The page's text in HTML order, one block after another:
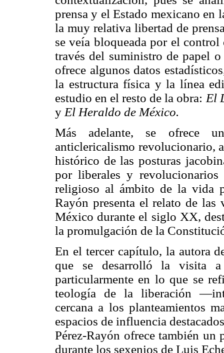
prensa y el Estado mexicano en
la muy relativa libertad de
se veía bloqueada por el
través del suministro de papel
ofrece algunos datos
la estructura física y la línea
estudio en el resto de la obra: El
y El Heraldo de México.
Más adelante, se ofrece
anticlericalismo revolucionario,
histórico de las posturas
por liberales y
religioso al ámbito de la vida
Rayón presenta el relato de
México durante el siglo XX,
la promulgación de la
En el tercer capítulo, la autora
que se desarrolló la visita
particularmente en lo que se
teología de la liberación
cercana a los planteamientos
espacios de influencia
Pérez-Rayón ofrece también un
durante los sexenios de Luis